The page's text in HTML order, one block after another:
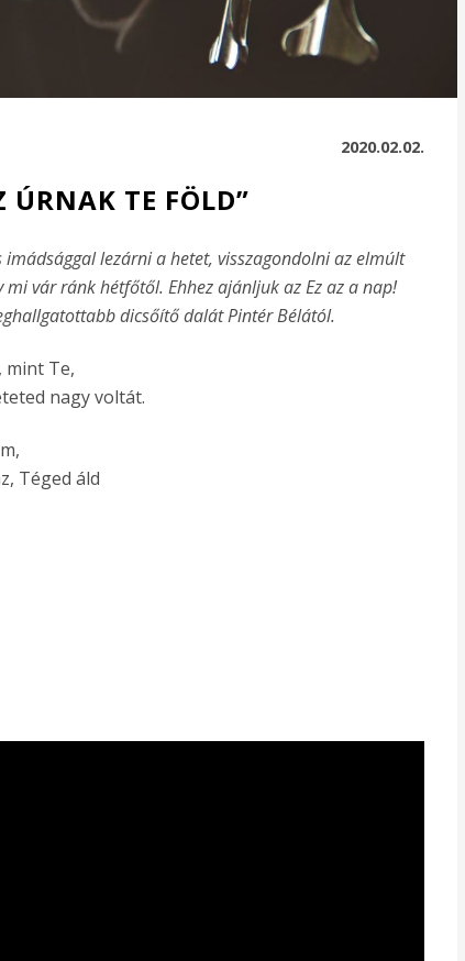
2020.02.02.
ÚRNAK TE FÖLD”
lezárni a hetet, visszagondolni az elmúlt
vár ránk hétfőtől. Ehhez ajánljuk az Ez az a nap!
dicsőítő dalát Pintér Bélától.
mint Te,
nagy voltát.
Téged áld